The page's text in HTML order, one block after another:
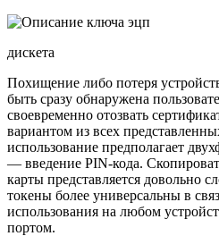
дискета
Похищение либо потеря
быть сразу обнаружена
своевременно отозвать
вариантом из всех
использование предполагает
— введение PIN-кода.
карты представляется довольно
токены более универсальны в
использования на любом
портом.